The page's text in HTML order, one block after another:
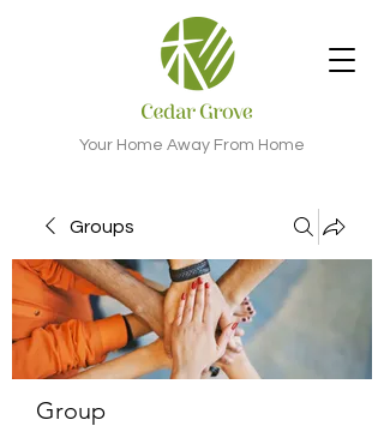
Your Home Away From Home
Groups
Group